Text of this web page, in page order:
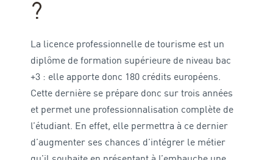
?
La licence professionnelle de tourisme est un
diplôme de formation supérieure de niveau bac
+3 : elle apporte donc 180 crédits européens.
Cette dernière se prépare donc sur trois années
et permet une professionnalisation complète de
l’étudiant. En effet, elle permettra à ce dernier
d’augmenter ses chances d’intégrer le métier